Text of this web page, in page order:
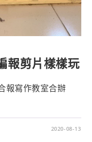
報剪片樣樣玩
報寫作教室合辦
2020-08-13